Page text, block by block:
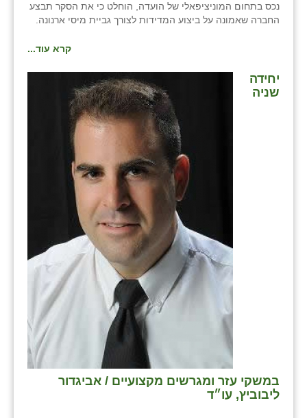
נכס בתחום המוניציפאלי של הועדה, הוחלט כי את הסקר תבצע
החברה שאמונה על ביצוע המדידות לצורך גביית מיסי ארנונה.
קרא עוד...
יחידה
שניה
במשקי עזר ומגרשים מקצועיים / אביגדור
ליבוביץ, עו״ד